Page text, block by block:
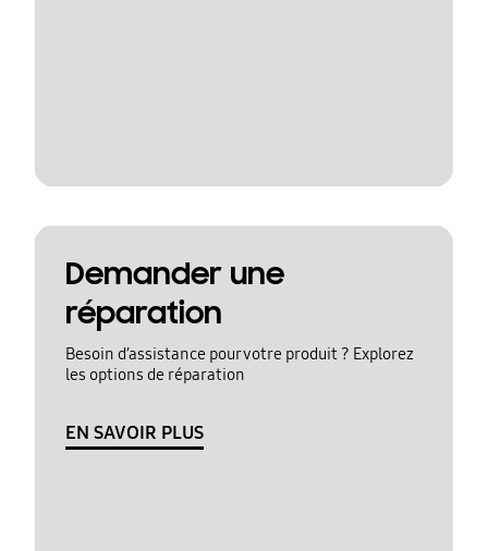
Demander une
réparation
Besoin d’assistance pour votre produit ? Explorez
les options de réparation
EN SAVOIR PLUS